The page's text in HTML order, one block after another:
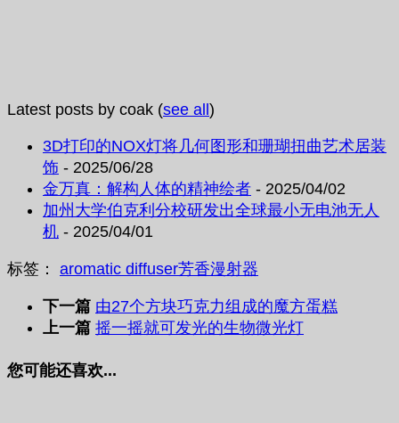
Latest posts by coak (see all )
3D打印的NOX灯将几何图形和珊瑚扭曲艺术居装
饰 - 2025/06/28
金万真：解构人体的精神绘者 - 2025/04/02
加州大学伯克利分校研发出全球最小无电池无人
机 - 2025/04/01
标签： aromatic diffuser芳香漫射器
下一篇 由27个方块巧克力组成的魔方蛋糕
上一篇 摇一摇就可发光的生物微光灯
您可能还喜欢...